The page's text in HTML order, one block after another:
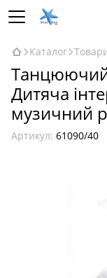
Каталог
Дитяча
музичний
Артикул: 61090/40